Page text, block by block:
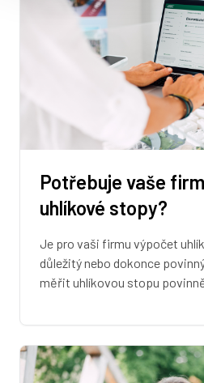
Potřebuje vaše
uhlíkové stopy?
Je pro vaši firmu výpočet
důležitý nebo dokonce
měřit uhlíkovou stopu